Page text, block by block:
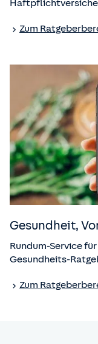
Zum
Gesundheit,
Rundum-Service
Gesundheits-
Zum